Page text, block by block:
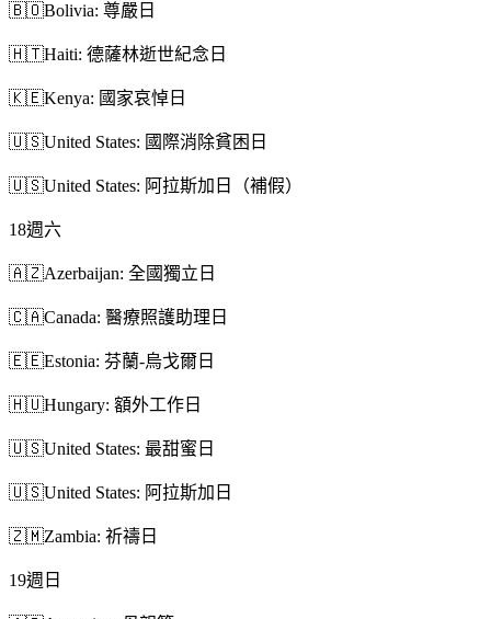
🇧🇴Bolivia: 尊嚴日
🇭🇹Haiti: 德薩林逝世紀念日
🇰🇪Kenya: 國家哀悼日
🇺🇸United States: 國際消除貧困日
🇺🇸United States: 阿拉斯加日（補假）
18週六
🇦🇿Azerbaijan: 全國獨立日
🇨🇦Canada: 醫療照護助理日
🇪🇪Estonia: 芬蘭-烏戈爾日
🇭🇺Hungary: 額外工作日
🇺🇸United States: 最甜蜜日
🇺🇸United States: 阿拉斯加日
🇿🇲Zambia: 祈禱日
19週日